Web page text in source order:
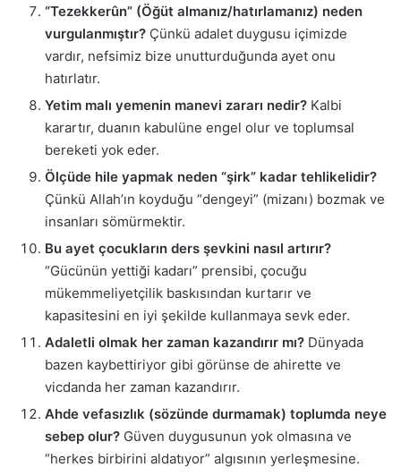
“Tezekkerûn” (Öğüt almanız/hatırlamanız) neden
vurgulanmıştır? Çünkü adalet duygusu içimizde
vardır, nefsimiz bize unutturduğunda ayet onu
hatırlatır.
Yetim malı yemenin manevi zararı nedir? Kalbi
karartır, duanın kabulüne engel olur ve toplumsal
bereketi yok eder.
Ölçüde hile yapmak neden “şirk” kadar tehlikelidir?
Çünkü Allah’ın koyduğu “dengeyi” (mizanı) bozmak ve
insanları sömürmektir.
Bu ayet çocukların ders şevkini nasıl artırır?
“Gücünün yettiği kadarı” prensibi, çocuğu
mükemmeliyetçilik baskısından kurtarır ve
kapasitesini en iyi şekilde kullanmaya sevk eder.
Adaletli olmak her zaman kazandırır mı? Dünyada
bazen kaybettiriyor gibi görünse de ahirette ve
vicdanda her zaman kazandırır.
Ahde vefasızlık (sözünde durmamak) toplumda neye
sebep olur? Güven duygusunun yok olmasına ve
“herkes birbirini aldatıyor” algısının yerleşmesine.